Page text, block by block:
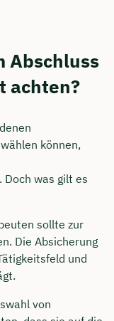
Abschluss
achten?
können,
was gilt es
sollte zur
Die Absicherung
und
von